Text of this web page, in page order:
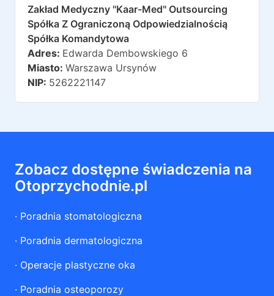
Zakład Medyczny "kaar-Med" Outsourcing
Spółka Z Ograniczoną Odpowiedzialnością
Spółka Komandytowa
Adres: Edwarda Dembowskiego 6
Miasto: Warszawa Ursynów
NIP: 5262221147
Zobacz dostępne świadczenia na
Otoprzychodnie.pl
· Poradnia stomatologiczna
· Poradnia dermatologiczna
· Operacje plastyczne oka
· Poradnia osteoporozy